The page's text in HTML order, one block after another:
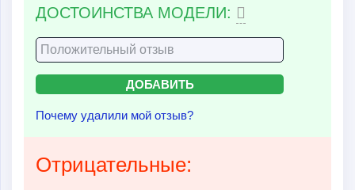
ДОСТОИНСТВА МОДЕЛИ:
Почему удалили мой отзыв?
Отрицательные: